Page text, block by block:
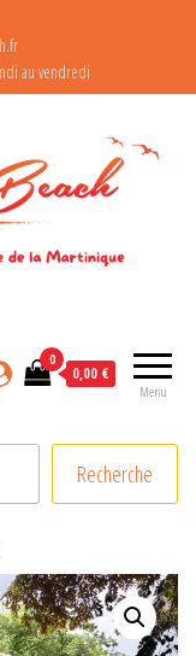
au vendredi
Menu
0
0,00 €
Recherche